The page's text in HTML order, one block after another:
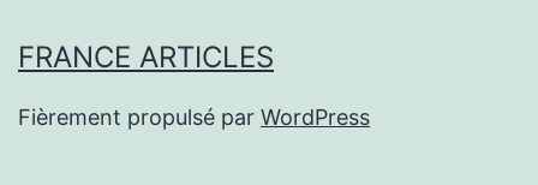
FRANCE ARTICLES
Fièrement propulsé par WordPress